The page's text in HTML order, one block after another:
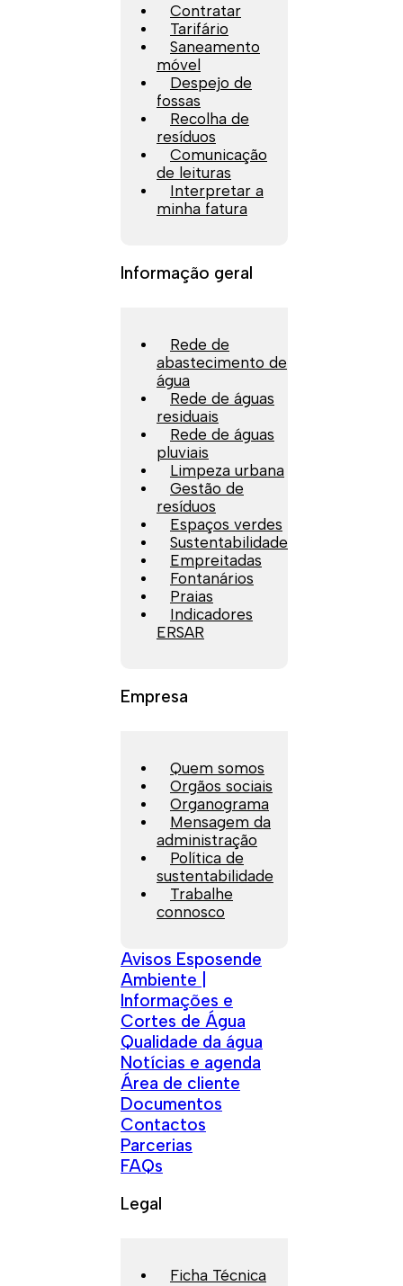
Contratar
Tarifário
Saneamento
móvel
Despejo de
fossas
Recolha de
resíduos
Comunicação
de leituras
Interpretar a
minha fatura
Informação geral
Rede de
abastecimento de
água
Rede de águas
residuais
Rede de águas
pluviais
Limpeza urbana
Gestão de
resíduos
Espaços verdes
Sustentabilidade
Empreitadas
Fontanários
Praias
Indicadores
ERSAR
Empresa
Quem somos
Orgãos sociais
Organograma
Mensagem da
administração
Política de
sustentabilidade
Trabalhe
connosco
Avisos Esposende
Ambiente |
Informações e
Cortes de Água
Qualidade da água
Notícias e agenda
Área de cliente
Documentos
Contactos
Parcerias
FAQs
Legal
Ficha Técnica